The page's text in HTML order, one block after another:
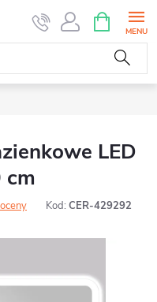
KOSZYK
LED
Kod: CER-429292